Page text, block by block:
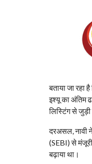
बताया जा रहा
इश्यू का अंतिम
लिस्टिंग से जुड़ी
दरअसल, नावी
(SEBI) से
बढ़ाया था।